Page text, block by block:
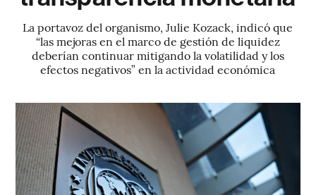
La portavoz del organismo, Julie Kozack, indicó que
“las mejoras en el marco de gestión de liquidez
deberían continuar mitigando la volatilidad y los
efectos negativos” en la actividad económica